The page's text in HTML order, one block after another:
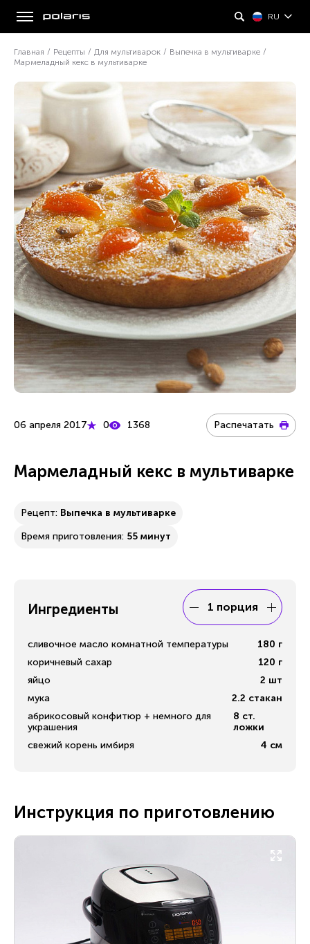
RU
Главная / Рецепты / Для мультиварок / Выпечка в мультиварке /
Мармеладный кекс в мультиварке
06 апреля 2017 0 1368 Распечатать
Мармеладный кекс в мультиварке
Рецепт: Выпечка в мультиварке
Время приготовления: 55 минут
Ингредиенты 1 порция
сливочное масло комнатной температуры 180 г
коричневый сахар
120 г
яйцо
2 шт
мука
2.2 стакан
абрикосовый конфитюр + немного для
украшения
8 ст.
ложки
свежий корень имбиря
4 см
Инструкция по приготовлению